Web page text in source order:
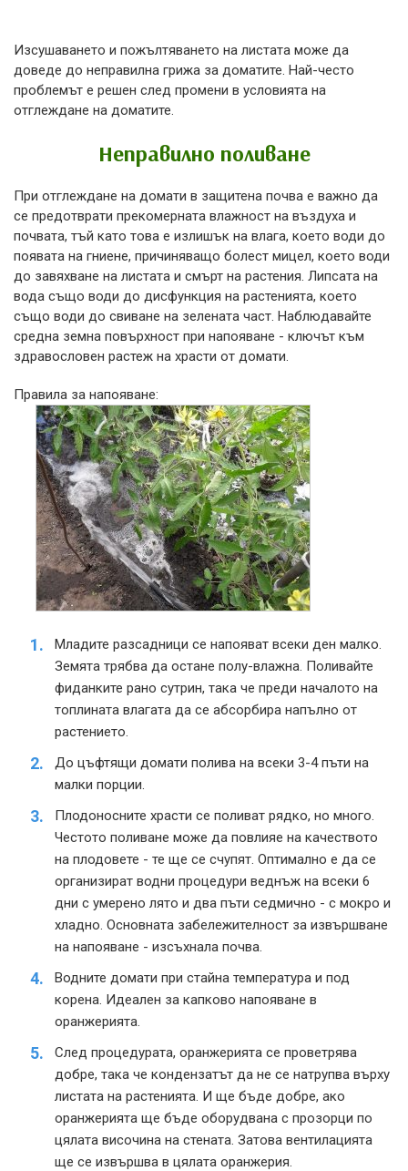
Изсушаването и пожълтяването на листата може да
доведе до неправилна грижа за доматите. Най-често
проблемът е решен след промени в условията на
отглеждане на доматите.
Неправилно поливане
При отглеждане на домати в защитена почва е важно да
се предотврати прекомерната влажност на въздуха и
почвата, тъй като това е излишък на влага, което води до
появата на гниене, причиняващо болест мицел, което води
до завяхване на листата и смърт на растения. Липсата на
вода също води до дисфункция на растенията, което
също води до свиване на зелената част. Наблюдавайте
средна земна повърхност при напояване - ключът към
здравословен растеж на храсти от домати.
Правила за напояване:
Младите разсадници се напояват всеки ден малко.
Земята трябва да остане полу-влажна. Поливайте
фиданките рано сутрин, така че преди началото на
топлината влагата да се абсорбира напълно от
растението.
До цъфтящи домати полива на всеки 3-4 пъти на
малки порции.
Плодоносните храсти се поливат рядко, но много.
Честото поливане може да повлияе на качеството
на плодовете - те ще се счупят. Оптимално е да се
организират водни процедури веднъж на всеки 6
дни с умерено лято и два пъти седмично - с мокро и
хладно. Основната забележителност за извършване
на напояване - изсъхнала почва.
Водните домати при стайна температура и под
корена. Идеален за капково напояване в
оранжерията.
След процедурата, оранжерията се проветрява
добре, така че кондензатът да не се натрупва върху
листата на растенията. И ще бъде добре, ако
оранжерията ще бъде оборудвана с прозорци по
цялата височина на стената. Затова вентилацията
ще се извършва в цялата оранжерия.